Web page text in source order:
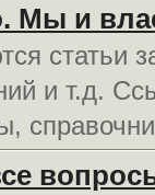
Мы и
статьи
и т.д.